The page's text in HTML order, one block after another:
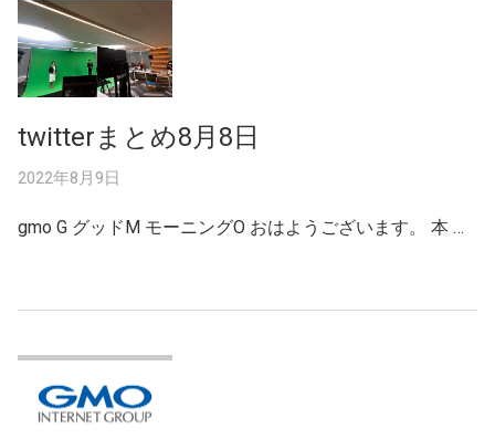
twitterまとめ8月8日
2022年8月9日
gmo G グッドM モーニングO おはようございます。 本 …